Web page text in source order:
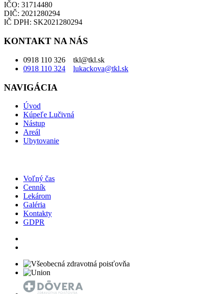
IČO: 31714480
DIČ: 2021280294
IČ DPH: SK2021280294
KONTAKT NA NÁS
0918 110 326 tkl@tkl.sk
0918 110 324
lukackova@tkl.sk
NAVIGÁCIA
Úvod
Kúpeľe Lučivná
Nástup
Areál
Ubytovanie
Voľný čas
Cenník
Lekárom
Galéria
Kontakty
GDPR